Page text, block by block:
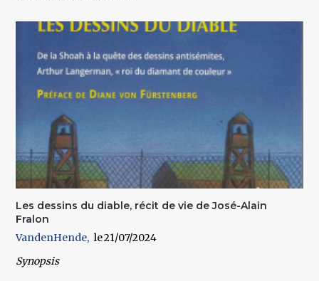
Les dessins du diable, récit de vie de José-Alain
Fralon
VandenHende
21/07/2024
Synopsis